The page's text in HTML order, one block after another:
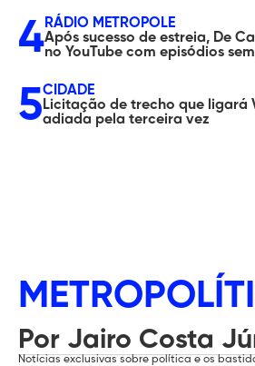
4RÁDIO METROPOLE
Após sucesso de estreia, De
no YouTube com episódios
5CIDADE
Licitação de trecho que ligará
adiada pela terceira vez
Por Jairo Costa
Notícias exclusivas sobre política e os